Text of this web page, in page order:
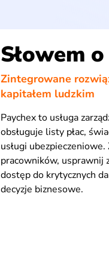
Słowem
Zintegrowane
kapitałem ludzkim
Paychex to usługa
obsługuje listy płac,
usługi
pracowników, usprawnij
dostęp do krytycznych
decyzje biznesowe.